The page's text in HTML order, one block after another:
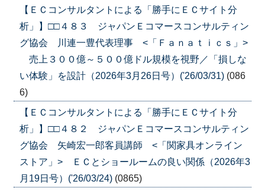
【ＥＣコンサルタントによる「勝手にＥＣサイト分
析」】□□４８３ ジャパンＥコマースコンサルティン
グ協会 川連一豊代表理事 <「Ｆａｎａｔｉｃｓ」>
売上３００億～５００億ドル規模を視野／「損しな
い体験」を設計（2026年3月26日号）('26/03/31) (086
6)
【ＥＣコンサルタントによる「勝手にＥＣサイト分
析」】□□４８２ ジャパンＥコマースコンサルティン
グ協会 矢崎宏一郎客員講師 <「関家具オンライン
ストア」> ＥＣとショールームの良い関係（2026年3
月19日号）('26/03/24) (0865)